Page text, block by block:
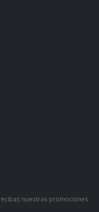
nuestras promociones